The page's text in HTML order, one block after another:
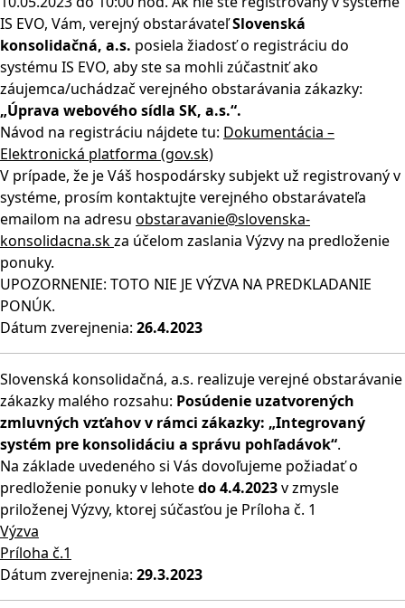
IS EVO, Vám, verejný obstarávateľSlovenská
konsolidačná, a.s. posiela žiadosť o registráciu do
systému IS EVO, aby ste sa mohli zúčastniť ako
záujemca/uchádzač verejného obstarávania zákazky:
„Úprava webového sídla SK, a.s.“.
Návod na registráciu nájdete tu: Dokumentácia –
Elektronická platforma (gov.sk)
V prípade, že je Váš hospodársky subjekt už registrovaný v
systéme, prosím kontaktujte verejného obstarávateľa
emailom na adresu obstaravanie@slovenska-
konsolidacna.skza účelom zaslania Výzvy na predloženie
ponuky.
UPOZORNENIE: TOTO NIE JE VÝZVA NA PREDKLADANIE
PONÚK.
Dátum zverejnenia: 26.4.2023
Slovenská konsolidačná, a.s. realizuje verejné obstarávanie
zákazky malého rozsahu: Posúdenie uzatvorených
zmluvných vzťahov v rámci zákazky: „Integrovaný
systém pre konsolidáciu a správu pohľadávok“.
Na základe uvedeného si Vás dovoľujeme požiadať o
predloženie ponuky v lehotedo 4.4.2023v zmysle
priloženej Výzvy, ktorej súčasťou je Príloha č. 1
Výzva
Príloha č.1
Dátum zverejnenia: 29.3.2023